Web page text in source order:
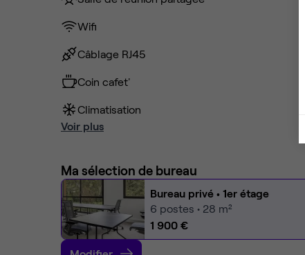
Wifi
Câblage RJ45
Coin cafet'
Climatisation
Voir plus
Ma sélection de bureau
Bureau privé • 1er étage
6 postes • 28 m²
1 900 €